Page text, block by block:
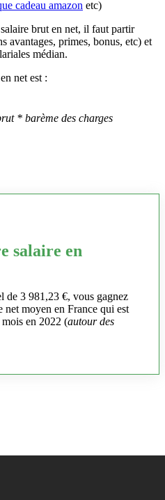
cadeau amazon etc)
brut en net, il faut partir
avantages, primes, bonus, etc) et
médian.
net est :
* barème des charges
salaire en
de 3 981,23 €, vous gagnez
net moyen en France qui est
en 2022 (autour des